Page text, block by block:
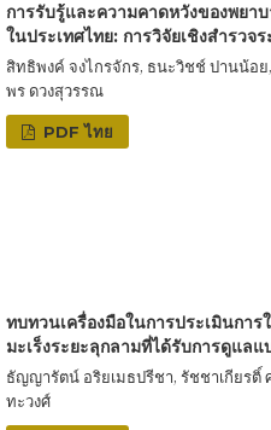
การรับรู้และความคาดหวังของพยา
ในประเทศไทย: การวิจัยเชิงสำรวจ
สิทธิพงค์ จงไกรจักร, ธนะวิชช์ ปานน้
พร ดวงสุวรรณ
PDF ไทย
ทบทวนเครื่องมือในการประเมินกา
มะเร็งระยะลุกลามที่ได้รับการดูแล
ธัญญารัตน์ อริยเมธปรีชา, รัชชาเกียร
ทะวงศ์